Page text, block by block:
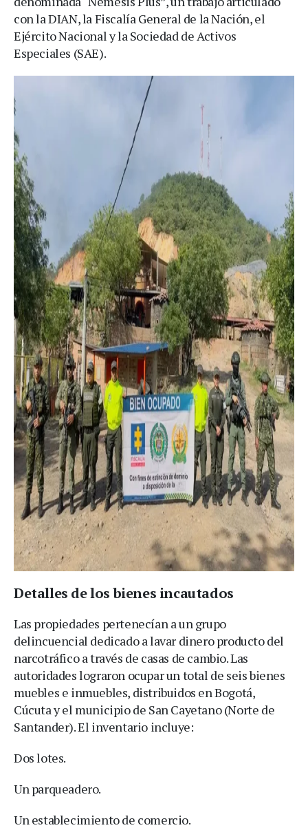
con la DIAN, la Fiscalía General de la Nación, el
Ejército Nacional y la Sociedad de Activos
Especiales (SAE).
Detalles de los bienes incautados
Las propiedades pertenecían a un grupo
delincuencial dedicado a lavar dinero producto del
narcotráfico a través de casas de cambio. Las
autoridades lograron ocupar un total de seis bienes
muebles e inmuebles, distribuidos en Bogotá,
Cúcuta y el municipio de San Cayetano (Norte de
Santander). El inventario incluye:
Dos lotes.
Un parqueadero.
Un establecimiento de comercio.